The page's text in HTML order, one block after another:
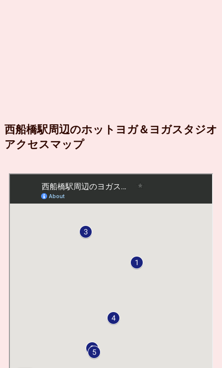
西船橋駅周辺のホットヨガ＆ヨガスタジオ
アクセスマップ